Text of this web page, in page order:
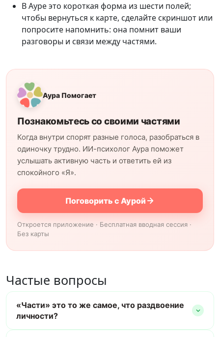
В Ауре это короткая форма из шести полей;
чтобы вернуться к карте, сделайте скриншот или
попросите напомнить: она помнит ваши
разговоры и связи между частями.
Аура Помогает
Познакомьтесь со своими частями
Когда внутри спорят разные голоса, разобраться в
одиночку трудно. ИИ-психолог Аура поможет
услышать активную часть и ответить ей из
спокойного «Я».
Поговорить с Аурой
Откроется приложение · Бесплатная вводная сессия ·
Без карты
Частые вопросы
«Части» это то же самое, что раздвоение
личности?